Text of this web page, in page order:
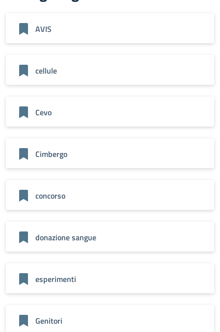
AVIS
cellule
Cevo
Cimbergo
concorso
donazione sangue
esperimenti
Genitori